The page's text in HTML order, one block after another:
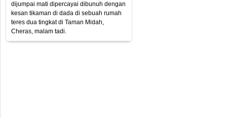
dijumpai mati dipercayai dibunuh dengan
kesan tikaman di dada di sebuah rumah
teres dua tingkat di Taman Midah,
Cheras, malam tadi.